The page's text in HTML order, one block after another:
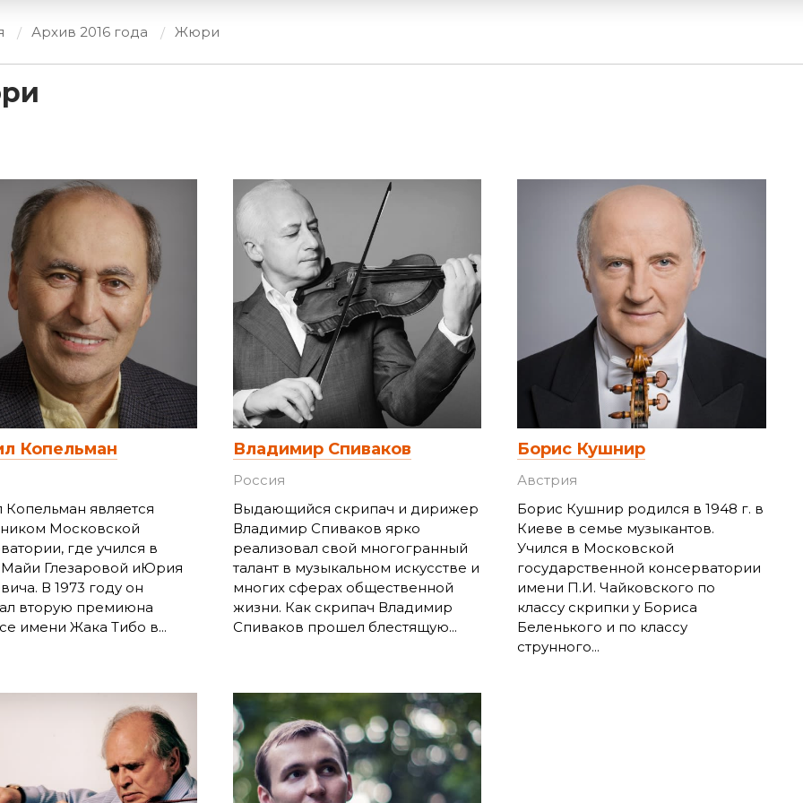
Архив 2016 года Жюри
Копельман
Копельман является
Московской
где учился в
Майи Глезаровой иЮрия
В 1973 году он
вторую премиюна
имени Жака Тибо в...
Владимир Спиваков
Россия
Выдающийся скрипач и дирижер
Владимир Спиваков ярко
реализовал свой многогранный
талант в музыкальном искусстве и
многих сферах общественной
жизни. Как скрипач Владимир
Спиваков прошел блестящую...
Борис Кушнир
Австрия
Борис Кушнир родился в 1948 г. в
Киеве в семье музыкантов.
Учился в Московской
государственной консерватории
имени П.И. Чайковского по
классу скрипки у Бориса
Беленького и по классу
струнного...